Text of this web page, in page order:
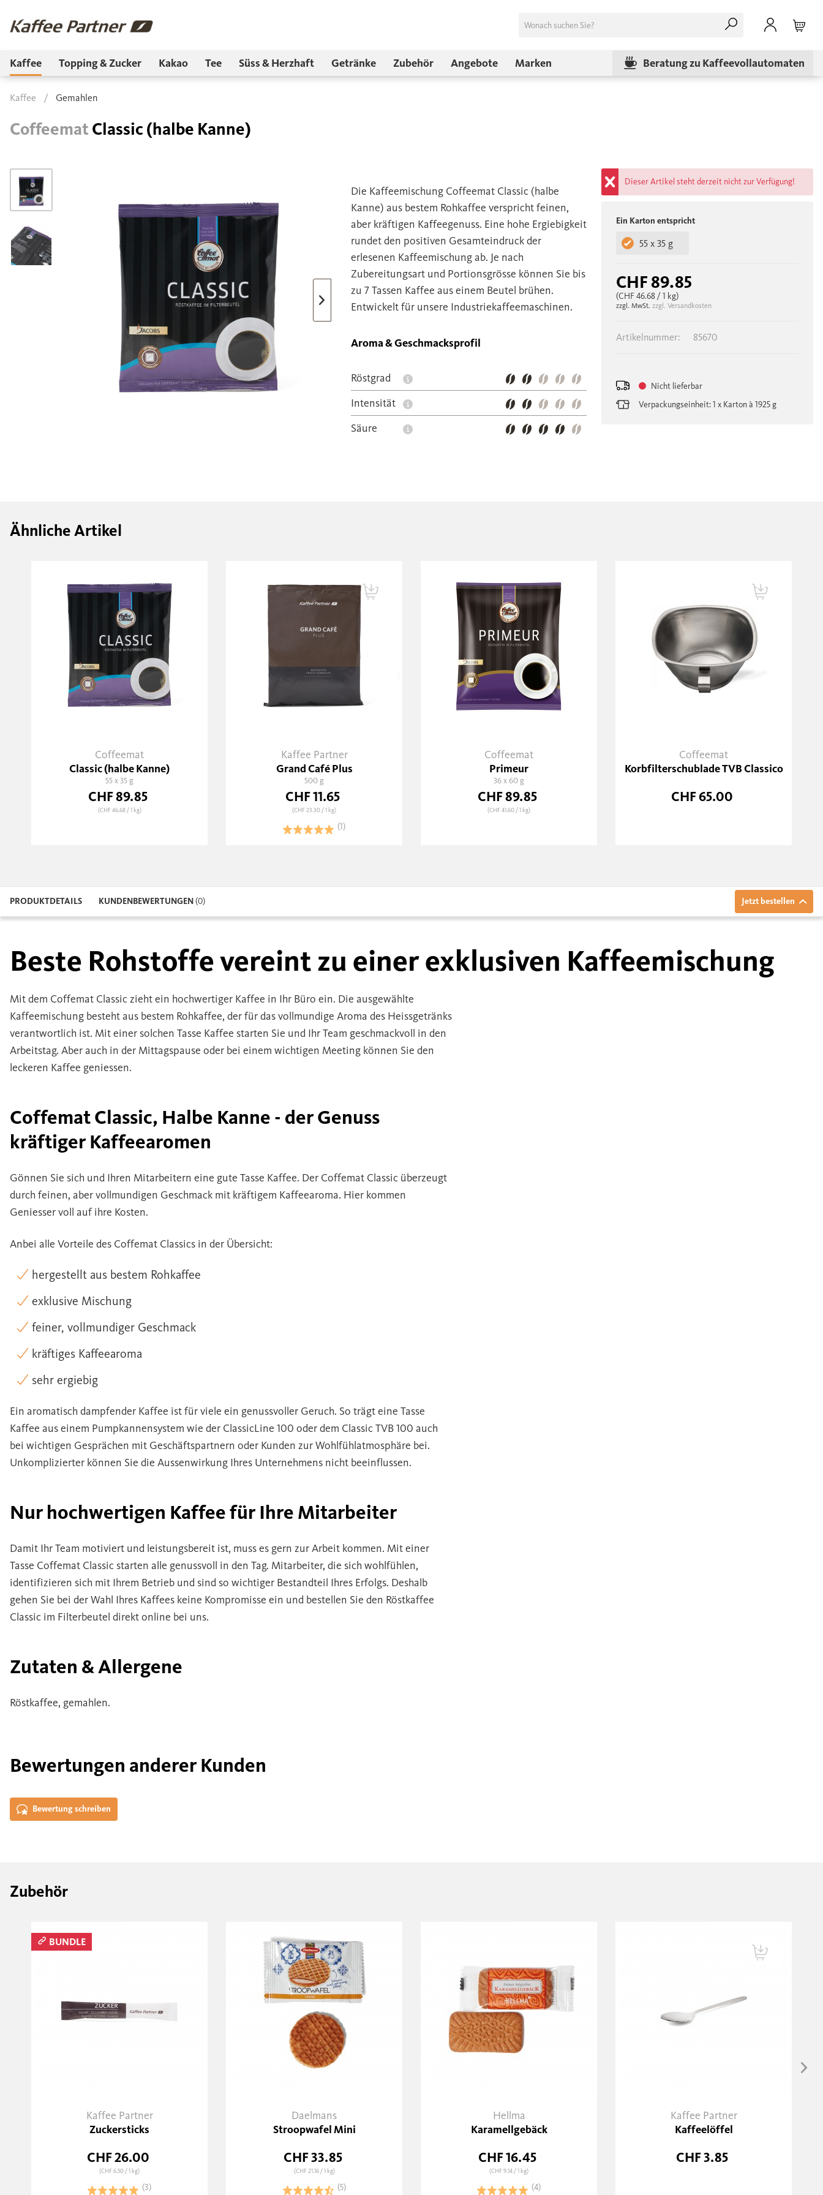
Kaffee Topping & Zucker Kakao Tee Süss & Herzhaft Getränke Zubehör Angebote Marken Beratung zu Kaffeevollautomaten
Kaffee / Gemahlen
Coffeemat Classic (halbe Kanne)
Die Kaffeemischung Coffeemat Classic (halbe
Kanne) aus bestem Rohkaffee verspricht feinen,
aber kräftigen Kaffeegenuss. Eine hohe Ergiebigkeit
rundet den positiven Gesamteindruck der
erlesenen Kaffeemischung ab. Je nach
Zubereitungsart und Portionsgrösse können Sie bis
zu 7 Tassen Kaffee aus einem Beutel brühen.
Entwickelt für unsere Industriekaffeemaschinen.
Aroma & Geschmacksprofil
Röstgrad
Intensität
Säure
Dieser Artikel steht derzeit nicht zur Verfügung!
Ein Karton entspricht
55 x 35 g
CHF 89.85
(CHF 46.68/ 1 kg)
zzgl. MwSt. zzgl. Versandkosten
Nicht lieferbar
Verpackungseinheit: 1 x Karton à 1925 g
Artikelnummer: 85670
Ähnliche Artikel
Coffeemat
Classic (halbe Kanne)
55 x 35 g
CHF 89.85
(CHF 46.68/ 1 kg)
Kaffee Partner
Grand Café Plus
500 g
CHF 11.65
(CHF 23.30/ 1 kg)
(1)
Coffeemat
Primeur
36 x 60 g
CHF 89.85
(CHF 41.60/ 1 kg)
Coffeemat
Korbfilterschublade TVB Classico
CHF 65.00
PRODUKTDETAILS KUNDENBEWERTUNGEN(0) Jetzt bestellen
Beste Rohstoffe vereint zu einer exklusiven Kaffeemischung
Mit dem Coffemat Classic zieht ein hochwertiger Kaffee in Ihr Büro ein. Die ausgewählte
Kaffeemischung besteht aus bestem Rohkaffee, der für das vollmundige Aroma des Heissgetränks
verantwortlich ist. Mit einer solchen Tasse Kaffee starten Sie und Ihr Team geschmackvoll in den
Arbeitstag. Aber auch in der Mittagspause oder bei einem wichtigen Meeting können Sie den
leckeren Kaffee geniessen.
Coffemat Classic, Halbe Kanne - der Genuss
kräftiger Kaffeearomen
Gönnen Sie sich und Ihren Mitarbeitern eine gute Tasse Kaffee. Der Coffemat Classic überzeugt
durch feinen, aber vollmundigen Geschmack mit kräftigem Kaffeearoma. Hier kommen
Geniesser voll auf ihre Kosten.
Anbei alle Vorteile des Coffemat Classics in der Übersicht:
hergestellt aus bestem Rohkaffee
exklusive Mischung
feiner, vollmundiger Geschmack
kräftiges Kaffeearoma
sehr ergiebig
Ein aromatisch dampfender Kaffee ist für viele ein genussvoller Geruch. So trägt eine Tasse
Kaffee aus einem Pumpkannensystem wie der ClassicLine 100 oder dem Classic TVB 100 auch
bei wichtigen Gesprächen mit Geschäftspartnern oder Kunden zur Wohlfühlatmosphäre bei.
Unkomplizierter können Sie die Aussenwirkung Ihres Unternehmens nicht beeinflussen.
Nur hochwertigen Kaffee für Ihre Mitarbeiter
Damit Ihr Team motiviert und leistungsbereit ist, muss es gern zur Arbeit kommen. Mit einer
Tasse Coffemat Classic starten alle genussvoll in den Tag. Mitarbeiter, die sich wohlfühlen,
identifizieren sich mit Ihrem Betrieb und sind so wichtiger Bestandteil Ihres Erfolgs. Deshalb
gehen Sie bei der Wahl Ihres Kaffees keine Kompromisse ein und bestellen Sie den Röstkaffee
Classic im Filterbeutel direkt online bei uns.
Zutaten & Allergene
Röstkaffee, gemahlen.
Bewertungen anderer Kunden
Bewertung schreiben
Zubehör
BUNDLE
Kaffee Partner
Zuckersticks
CHF 26.00
(CHF 6.50/ 1 kg)
(3)
Daelmans
Stroopwafel Mini
CHF 33.85
(CHF 21.16/ 1 kg)
(5)
Hellma
Karamellgebäck
CHF 16.45
(CHF 9.14/ 1 kg)
(4)
Kaffee Partner
Kaffeelöffel
CHF 3.85